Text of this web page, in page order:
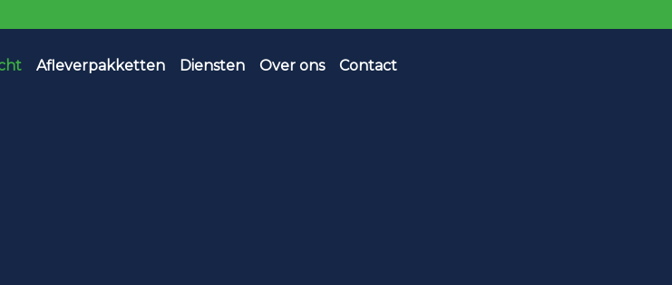
Afleverpakketten Diensten Over ons Contact